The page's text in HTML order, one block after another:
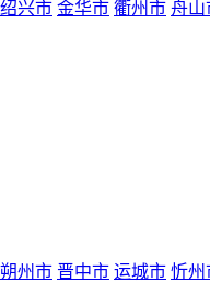
绍兴市 金华市 衢州市 舟山
朔州市 晋中市 运城市 忻州